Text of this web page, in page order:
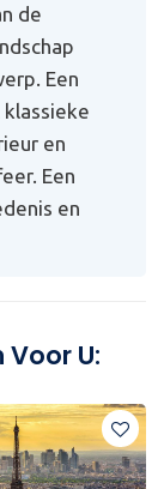
de
Een
en
Een
en
U: